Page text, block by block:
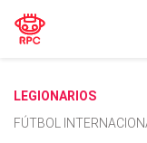
LEGIONARIOS
FÚTBOL